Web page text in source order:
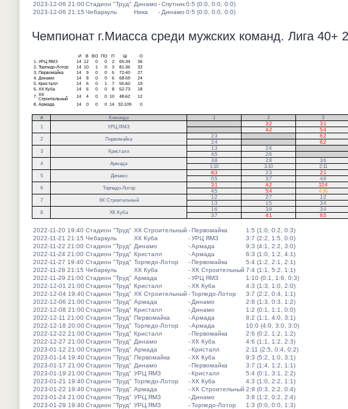
2023-12-06 21:00Стадион "Труд" Динамо -Спутник0:5 (0:0, 0:0, 0:0)
2023-12-06 21:15 Чебаркуль Ника - Динамо 0:5 (0:0, 0:0, 0:0)
Чемпионат г.Миасса среди мужских команд. Лига 40+
И В ВО ПО П
О
1.
УРЦ ЯМЗ 14 12 0 0 2 65-34
36
2. Торпедо-Лотор 14 10 1 0 3 81-36
32
3.
Первомайка 14 9 0 0 5 72-40
27
4.
Динамо 14 8 0 0 6 68-59
24
5.
Кристалл 14 6 0 1 7 55-60
19
6. ХК Куба 14 6 0 0 8 52-73
18
7. ХК
Строительный
14 4 0 0 10 48-62
12
8. Армада 14 0 0 0 14 32-109 0
# Команда 1 2 3
1
УРЦ ЯМЗ
3:2 3:1
4:2 5:4
2
Первомайка
2:3 6:2
2:4 6:2
3
Кристалл
1:3 2:6
4:5 2:6
4
Армада
3:8 2:8 3:6
1:10 3:10 2:11
5
Динамо
8:3 2:3 2:1
0:5 3:7 4:6
6
Торпедо-Лотор
3:1 4:2 12:4
4:5 5:4 4:3Б
7
ХК Строительный
1:2 2:7 1:2
1:3 1:5 3:4
8
ХК Куба
1:6 3:9 3:4
3:7 4:1 6:5
2022-11-20 19:40 Стадион "Труд" ХК Строительный -Первомайка
1:5 (1:0, 0:2, 0:3)
2022-11-21 21:15 Чебаркуль ХК Куба -УРЦ ЯМЗ
3:7 (2:2, 1:5, 0:0)
2022-11-22 21:00 Стадион "Труд" Динамо -Армада
9:3 (4:1, 2:2, 3:0)
2022-11-24 21:00 Стадион "Труд" Кристалл -Армада
6:3 (1:0, 1:2, 4:1)
2022-11-27 19:40 Стадион "Труд" Торпедо-Лотор -Первомайка
5:4 (1:2, 2:1, 2:1)
2022-11-28 21:15 Чебаркуль ХК Куба -ХК Строительный 7:4 (1:1, 5:2, 1:1)
2022-11-29 21:00 Стадион "Труд" Армада -УРЦ ЯМЗ
1:10 (0:1, 1:6, 0:3)
2022-12-01 21:00Стадион "Труд" Кристалл -ХК Куба
4:3 (1:3, 1:0, 2:0)
2022-12-04 19:40Стадион "Труд" ХК Строительный -Торпедо-Лотор
3:7 (2:2, 0:4, 1:1)
2022-12-06 21:00Стадион "Труд" Армада - Динамо
2:8 (1:3, 0:3, 1:2)
2022-12-08 21:00Стадион "Труд" Кристалл - Динамо
1:2 (0:1, 1:1, 0:0)
2022-12-11 21:00 Стадион "Труд" Первомайка -Армада
8:2 (1:1, 4:0, 3:1)
2022-12-18 20:00Стадион "Труд" Торпедо-Лотор -Армада
10:0 (4:0, 3:0, 3:0)
2022-12-22 21:00Стадион "Труд" Кристалл -Первомайка
2:6 (0:2, 1:2, 1:2)
2022-12-27 21:00Стадион "Труд" Динамо -ХК Куба
4:6 (1:1, 1:2, 2:3)
2023-01-12 21:00Стадион "Труд" Армада -Кристалл
2:11 (2:5, 0:4, 0:2)
2023-01-14 19:40Стадион "Труд" Первомайка -ХК Куба
9:3 (5:2, 1:0, 3:1)
2023-01-17 21:00Стадион "Труд" Динамо -Первомайка
3:7 (1:4, 1:2, 1:1)
2023-01-19 21:00Стадион "Труд" УРЦ ЯМЗ -Кристалл
5:4 (0:1, 3:1, 2:2)
2023-01-21 19:40Стадион "Труд" Торпедо-Лотор -ХК Куба
4:3 (1:0, 2:2, 1:1)
2023-01-22 19:40Стадион "Труд" Армада -ХК Строительный 2:9 (0:3, 2:2, 0:4)
2023-01-24 21:00Стадион "Труд" УРЦ ЯМЗ - Динамо
3:8 (1:2, 0:2, 2:4)
2023-01-29 19:40Стадион "Труд" УРЦ ЯМЗ -Торпедо-Лотор
1:3 (0:0, 0:0, 1:3)